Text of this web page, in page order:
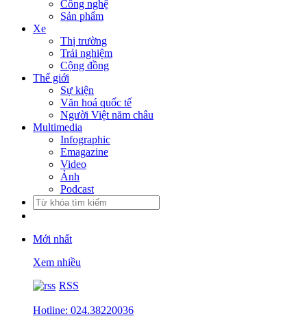
Công nghệ
Sản phẩm
Xe
Thị trường
Trải nghiệm
Cộng đồng
Thế giới
Sự kiện
Văn hoá quốc tế
Người Việt năm châu
Multimedia
Infographic
Emagazine
Video
Ảnh
Podcast
Mới nhất
Xem nhiều
RSS
Hotline: 024.38220036